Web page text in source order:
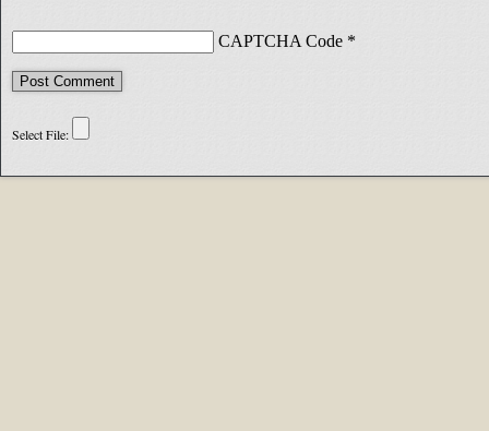
CAPTCHA Code *